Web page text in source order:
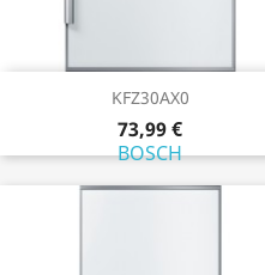
KFZ30AX0
73,99 €
BOSCH